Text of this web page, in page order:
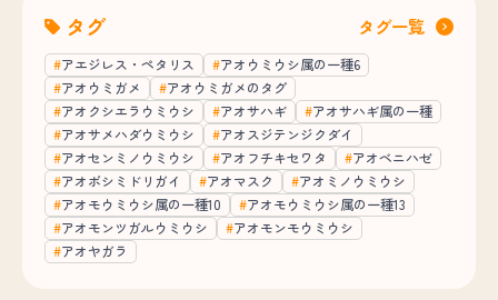
タグ タグ一覧
アエジレス・ペタリス
アオウミウシ属の一種6
アオウミガメ
アオウミガメのタグ
アオクシエラウミウシ
アオサハギ
アオサハギ属の一種
アオサメハダウミウシ
アオスジテンジクダイ
アオセンミノウミウシ
アオフチキセワタ
アオベニハゼ
アオボシミドリガイ
アオマスク
アオミノウミウシ
アオモウミウシ属の一種10
アオモウミウシ属の一種13
アオモンツガルウミウシ
アオモンモウミウシ
アオヤガラ